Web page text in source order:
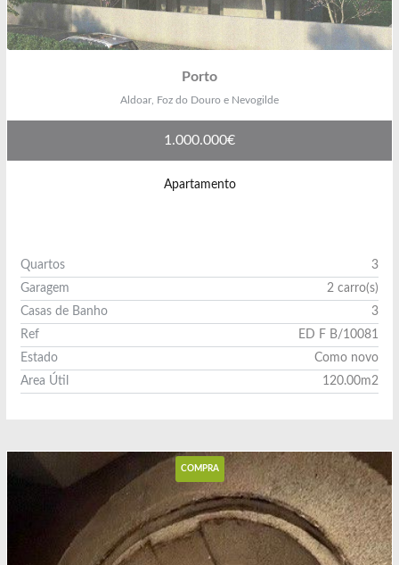
Porto
Aldoar, Foz do Douro e Nevogilde
1.000.000€
Apartamento
Quartos
3
Garagem
2 carro(s)
Casas de Banho
3
Ref
ED F B/10081
Estado
Como novo
Area Útil
120.00m2
COMPRA